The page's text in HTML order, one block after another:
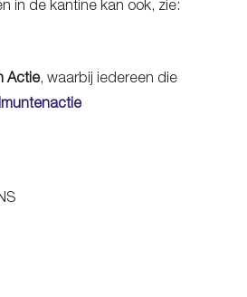
in de kantine kan ook, zie:
Actie, waarbij iedereen die